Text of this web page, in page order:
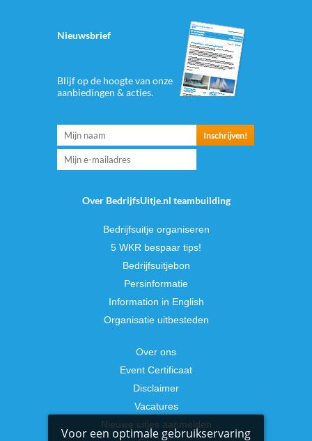
Nieuwsbrief
Blijf op de hoogte van onze
aanbiedingen & acties.
Over BedrijfsUitje.nl teambuilding
Bedrijfsuitje organiseren
5 WKR bespaar tips!
Bedrijfsuitjebon
Persinformatie
Information in English
Organisatie uitbesteden
Over ons
Event Certificaat
Disclaimer
Vacatures
Nieuwe uitjes aanmelden
Voor een optimale gebruikservaring